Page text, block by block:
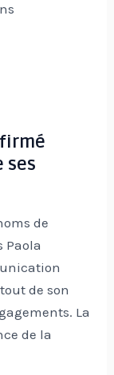
ses
de
Paola
de son
La
de la